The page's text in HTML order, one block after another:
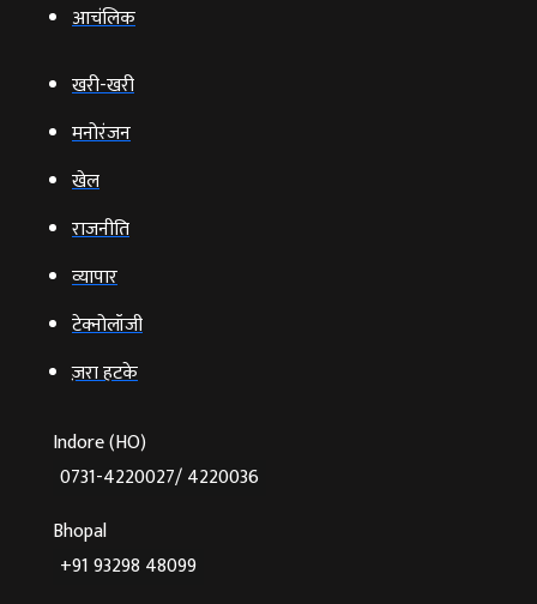
आचंलिक
खरी-खरी
मनोरंजन
खेल
राजनीति
व्‍यापार
टेक्‍नोलॉजी
ज़रा हटके
Indore (HO)
0731-4220027/ 4220036
Bhopal
+91 93298 48099